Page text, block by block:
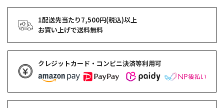
1配送先当たり7,500円(税込)以上
お買い上げで送料無料
クレジットカード・コンビニ決済等利用可